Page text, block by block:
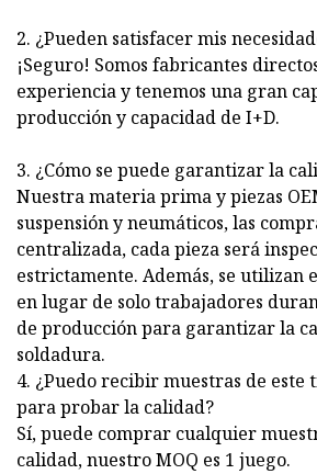
2. ¿Pueden satisfacer mis
¡Seguro! Somos fabricantes
experiencia y tenemos una gran
producción y capacidad de I+D.
3. ¿Cómo se puede garantizar la
Nuestra materia prima y piezas
suspensión y neumáticos, las
centralizada, cada pieza será
estrictamente. Además, se utilizan
en lugar de solo trabajadores
de producción para garantizar la
soldadura.
4. ¿Puedo recibir muestras de este
para probar la calidad?
Sí, puede comprar cualquier
calidad, nuestro MOQ es 1 juego.